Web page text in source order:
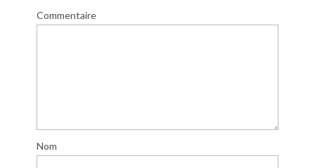
Commentaire
Nom